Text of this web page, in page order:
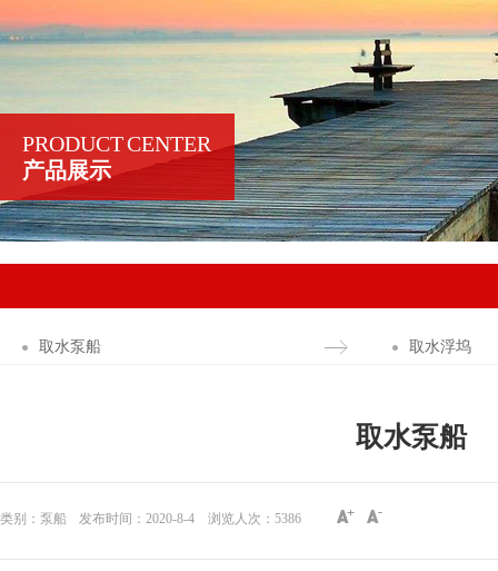
PRODUCT CENTER
产品展示
取水泵船 取水浮坞
取水泵船
类别：泵船 发布时间：2020-8-4 浏览人次： 5386